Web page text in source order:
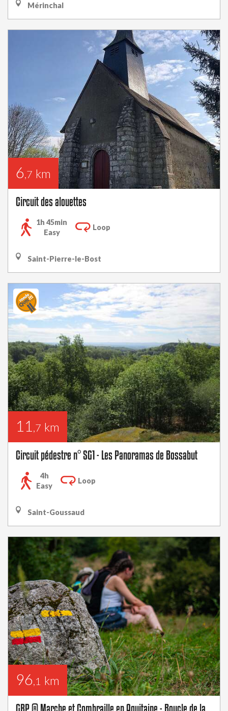
Mérinchal
6,7 km
Circuit des alouettes
1h 45min
Easy
Loop
Saint-Pierre-le-Bost
11 ,7 km
Circuit pédestre n° SG1 - Les Panoramas de Bossabut
4h
Easy
Loop
Saint-Goussaud
96,1 km